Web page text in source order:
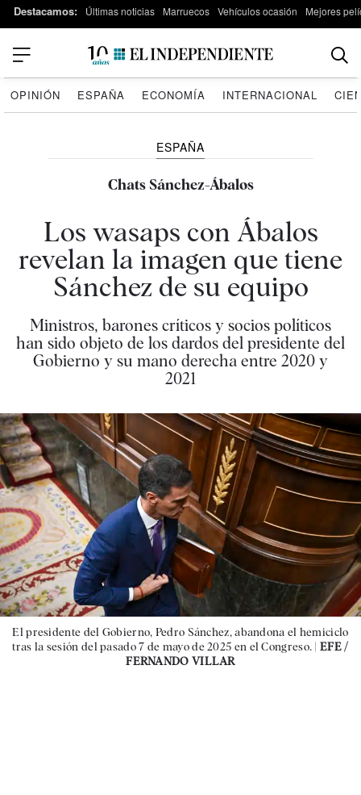
Destacamos: Últimas noticias Marruecos Vehículos ocasión Mejores
OPINIÓN ESPAÑA ECONOMÍA INTERNACIONAL
ESPAÑA
Chats Sánchez-Ábalos
Los wasaps con Ábalos
revelan la imagen que tiene
Sánchez de su equipo
Ministros, barones críticos y socios políticos
han sido objeto de los dardos del presidente del
Gobierno y su mano derecha entre 2020 y
2021
El presidente del Gobierno, Pedro Sánchez, abandona el hemiciclo
tras la sesión del pasado 7 de mayo de 2025 en el Congreso. |EFE /
FERNANDO VILLAR